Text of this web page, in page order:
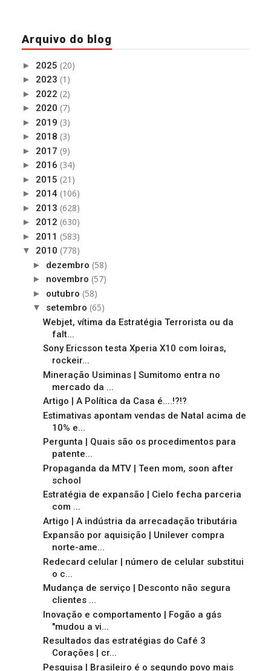
Arquivo do blog
► 2025 (20)
► 2023 (1)
► 2022 (2)
► 2020 (7)
► 2019 (3)
► 2018 (3)
► 2017 (9)
► 2016 (34)
► 2015 (21)
► 2014 (106)
► 2013 (628)
► 2012 (630)
► 2011 (583)
▼ 2010 (778)
► dezembro (58)
► novembro (57)
► outubro (58)
▼ setembro (65)
Webjet, vítima da Estratégia Terrorista ou da
falt...
Sony Ericsson testa Xperia X10 com loiras,
rockeir...
Mineração Usiminas | Sumitomo entra no
mercado da ...
Artigo | A Política da Casa é....!?!?
Estimativas apontam vendas de Natal acima de
10% e...
Pergunta | Quais são os procedimentos para
patente...
Propaganda da MTV | Teen mom, soon after
school
Estratégia de expansão | Cielo fecha parceria
com ...
Artigo | A indústria da arrecadação tributária
Expansão por aquisição | Unilever compra
norte-ame...
Redecard celular | número de celular substitui
o c...
Mudança de serviço | Desconto não segura
clientes ...
Inovação e comportamento | Fogão a gás
"mudou a vi...
Resultados das estratégias do Café 3
Corações | cr...
Pesquisa | Brasileiro é o segundo povo mais